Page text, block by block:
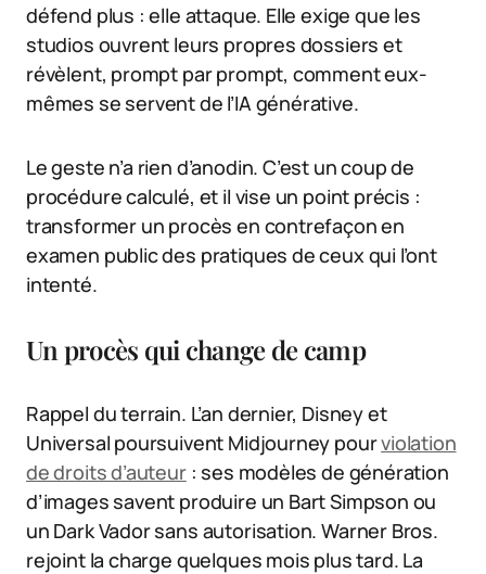
défend plus : elle attaque. Elle exige que les
studios ouvrent leurs propres dossiers et
révèlent, prompt par prompt, comment eux-
mêmes se servent de l’IA générative.
Le geste n’a rien d’anodin. C’est un coup de
procédure calculé, et il vise un point précis :
transformer un procès en contrefaçon en
examen public des pratiques de ceux qui l’ont
intenté.
Un procès qui change de camp
Rappel du terrain. L’an dernier, Disney et
Universal poursuivent Midjourney pourviolation
de droits d’auteur: ses modèles de génération
d’images savent produire un Bart Simpson ou
un Dark Vador sans autorisation. Warner Bros.
rejoint la charge quelques mois plus tard. La